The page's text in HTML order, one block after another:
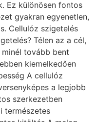
Ez különösen fontos
gyakran egyenetlen,
Cellulóz szigetelés
Télen az a cél,
tovább bent
kiemelkedően
A cellulóz
a legjobb
szerkezetben
természetes